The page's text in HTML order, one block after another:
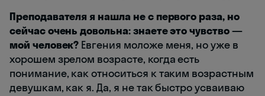
Преподавателя я нашла не с первого раза, но
сейчас очень довольна: знаете это чувство —
мой человек? Евгения моложе меня, но уже в
хорошем зрелом возрасте, когда есть
понимание, как относиться к таким возрастным
девушкам, как я. Да, я не так быстро усваиваю